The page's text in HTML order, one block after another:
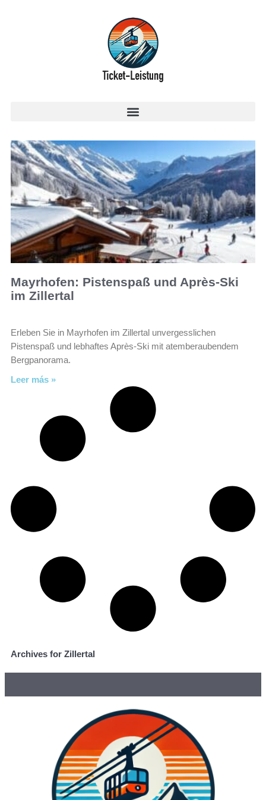
Mayrhofen: Pistenspaß und Après-Ski
im Zillertal
Erleben Sie in Mayrhofen im Zillertal unvergesslichen
Pistenspaß und lebhaftes Après-Ski mit atemberaubendem
Bergpanorama.
Leer más »
Archives for Zillertal